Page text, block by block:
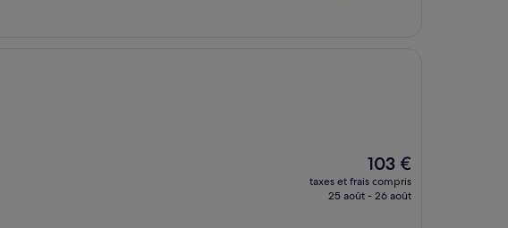
Le
nouveau
prix
103 €
taxes et frais compris
25 août - 26 août